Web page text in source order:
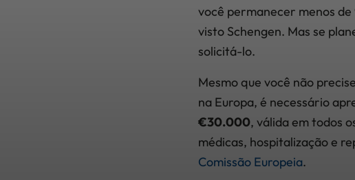
você permanecer menos
visto Schengen. Mas se
solicitá-lo.
Mesmo que você não
na Europa, é necessário
€30.000, válida em todos
médicas, hospitalização e
Comissão Europeia.